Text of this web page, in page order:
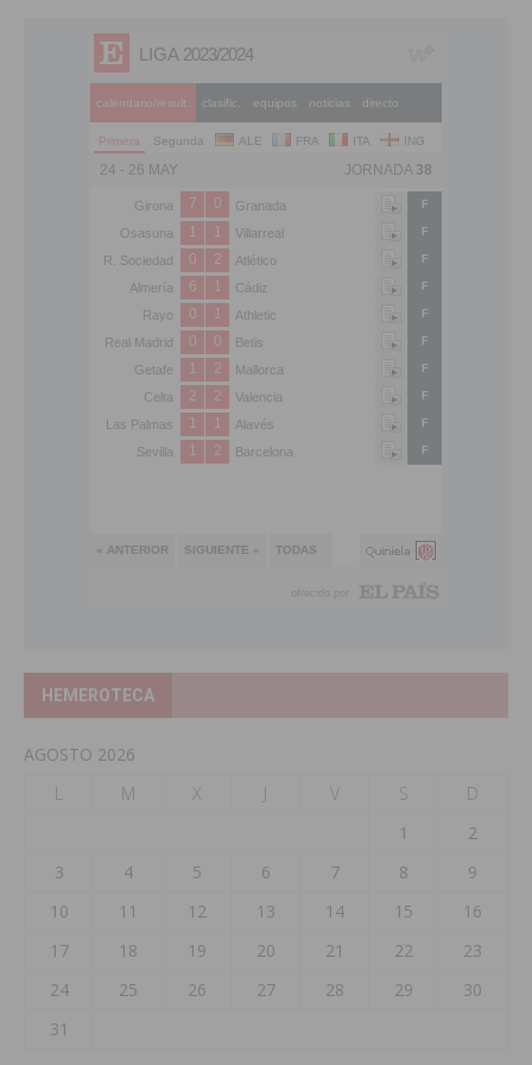
HEMEROTECA
AGOSTO 2026
L
M X J V S
D
1
2
3
4 5 6 7 8
9
10
11 12 13 14 15
16
17
18 19 20 21 22
23
24
25 26 27 28 29
30
31